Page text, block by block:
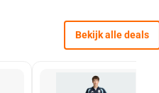
Bekijk alle deals